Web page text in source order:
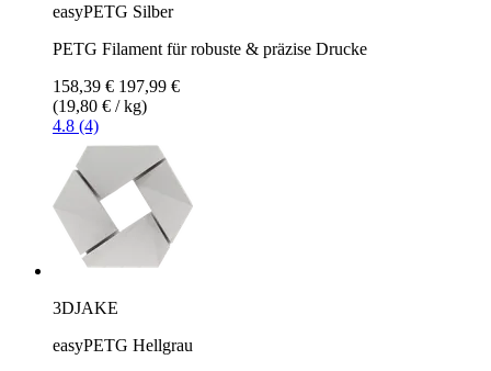
easyPETG Silber
PETG Filament für robuste & präzise Drucke
158,39 € 197,99 €
(19,80 € / kg)
4.8 (4)
3DJAKE
easyPETG Hellgrau